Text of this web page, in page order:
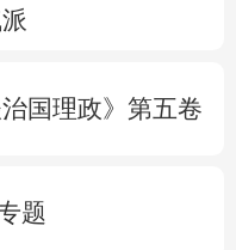
云南
国理政》第五卷
题